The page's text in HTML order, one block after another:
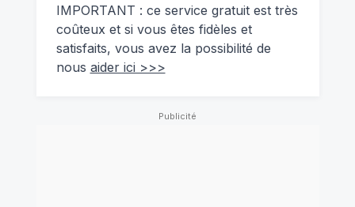
IMPORTANT : ce service gratuit est très
coûteux et si vous êtes fidèles et
satisfaits, vous avez la possibilité de
nous aider ici >>>